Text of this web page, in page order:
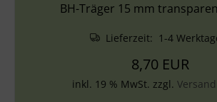
BH-Träger 15 mm
Lieferzeit: 1-4
8,70 EUR
inkl. 19 % MwSt. zzgl.